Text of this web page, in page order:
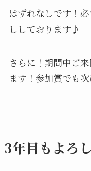
はずれなしです！
ししております♪
さらに！期間中ご
ます！参加賞でも
3年目もよろ